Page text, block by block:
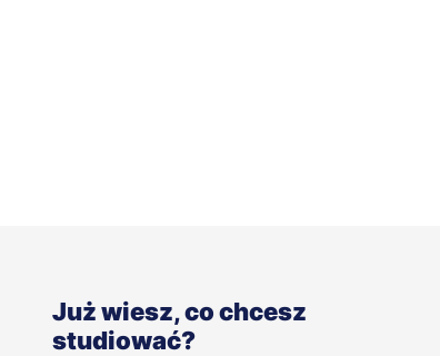
Już wiesz, co chcesz
studiować?